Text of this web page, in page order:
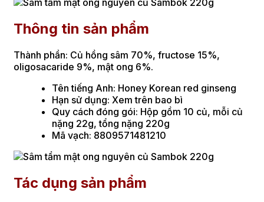
Thông tin sản phẩm
Thành phần: Củ hồng sâm 70%, fructose 15%,
oligosacaride 9%, mật ong 6%.
Tên tiếng Anh: Honey Korean red ginseng
Hạn sử dụng: Xem trên bao bì
Quy cách đóng gói: Hộp gồm 10 củ, mỗi củ
nặng 22g, tổng nặng 220g
Mã vạch: 8809571481210
Tác dụng sản phẩm